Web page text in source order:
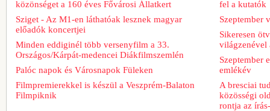
közönséget a 160 éves Fővárosi Állatkert
Sziget - Az M1-en láthatóak lesznek magyar
előadók koncertjei
Minden eddiginél több versenyfilm a 33.
Országos/Kárpát-medencei Diákfilmszemlén
Palóc napok és Városnapok Füleken
Filmpremierekkel is készül a Veszprém-Balaton
Filmpiknik
fel a kutatók
Szeptember
Sikeresen
világzenével
Szeptember
emlékév
A bresciai
közösségi
rontja az